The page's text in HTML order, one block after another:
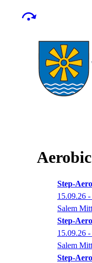
Aerobic
Step-
15.09.26
Salem
Step-
15.09.26
Salem
Step-